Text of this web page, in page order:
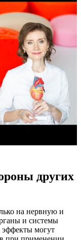
других
на нервную и
и системы
эффекты могут